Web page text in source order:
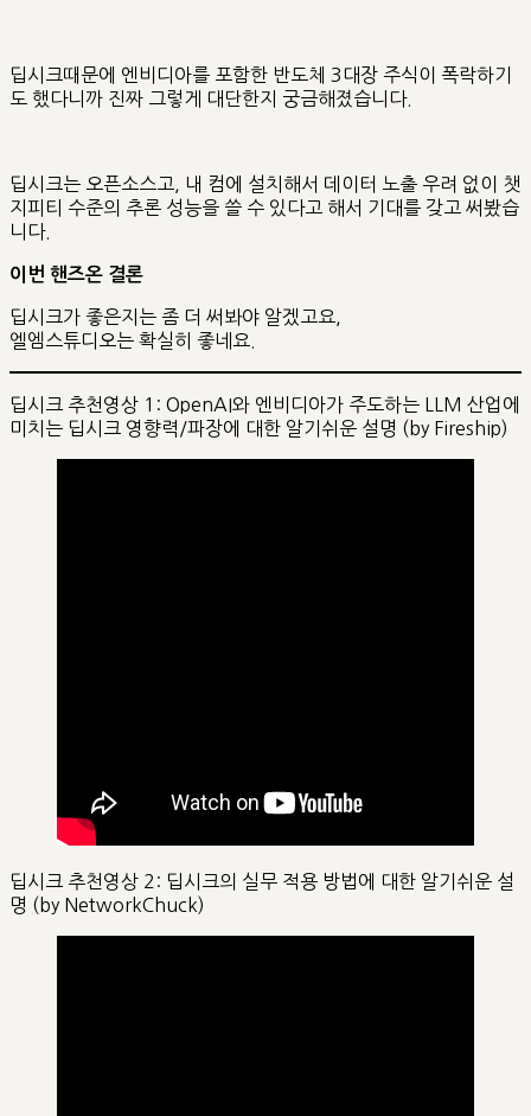
딥시크때문에 엔비디아를 포함한 반도체 3대장 주식이 폭락하기
도 했다니까 진짜 그렇게 대단한지 궁금해졌습니다.
딥시크는 오픈소스고, 내 컴에 설치해서 데이터 노출 우려 없이 챗
지피티 수준의 추론 성능을 쓸 수 있다고 해서 기대를 갖고 써봤습
니다.
이번 핸즈온 결론
딥시크가 좋은지는 좀 더 써봐야 알겠고요,
엘엠스튜디오는 확실히 좋네요.
딥시크 추천영상 1: OpenAI와 엔비디아가 주도하는 LLM 산업에
미치는 딥시크 영향력/파장에 대한 알기쉬운 설명 (by Fireship)
딥시크 추천영상 2: 딥시크의 실무 적용 방법에 대한 알기쉬운 설
명 (by NetworkChuck)